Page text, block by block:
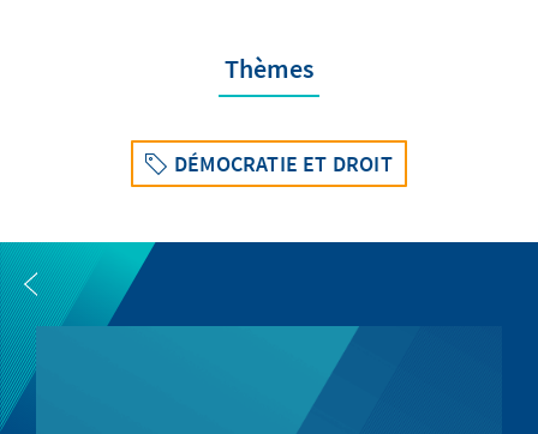
Thèmes
DÉMOCRATIE ET DROIT